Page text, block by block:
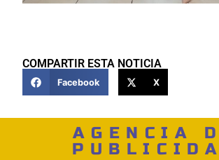
COMPARTIR ESTA NOTICIA
Facebook X
AGENCIA